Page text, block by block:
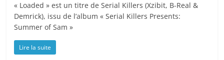
« Loaded » est un titre de Serial Killers (Xzibit, B-Real &
Demrick), issu de l’album « Serial Killers Presents:
Summer of Sam »
Lire la suite